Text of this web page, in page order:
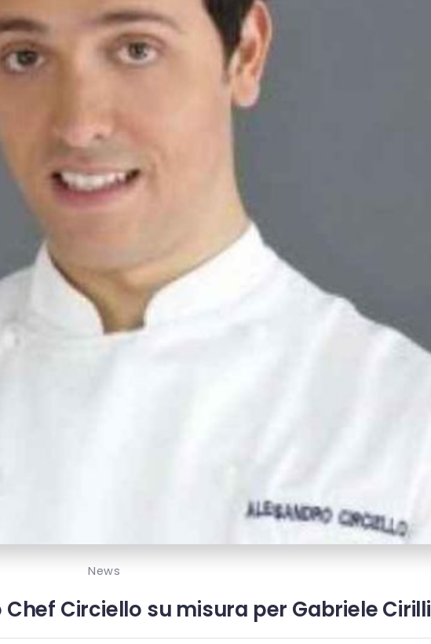
News
Circiello su misura per Gabriele Cirilli